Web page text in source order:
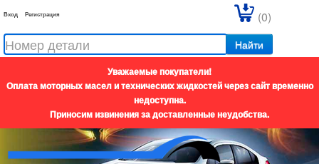
Вход Регистрация
Найти
(0)
Уважаемые покупатели!
Оплата моторных масел и технических жидкостей через сайт временно
недоступна.
Приносим извинения за доставленные неудобства.